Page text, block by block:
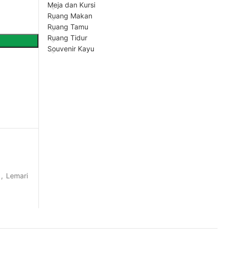
, Lemari
Meja dan Kursi
Ruang Makan
Ruang Tamu
Ruang Tidur
Souvenir Kayu